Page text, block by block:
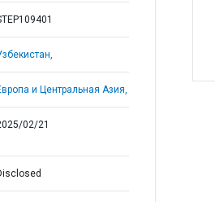
и Центральная Азия,
02/21